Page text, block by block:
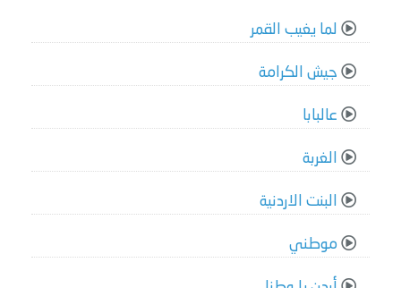
لما يغيب القمر
جيش الكرامة
عالبابا
الغربة
البنت الاردنية
موطني